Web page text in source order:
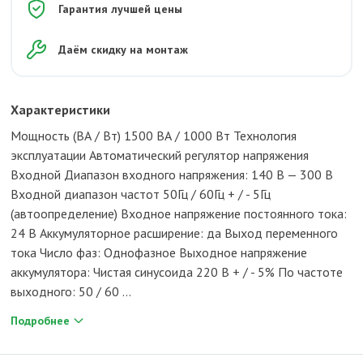
Гарантия лучшей цены
Даём скидку на монтаж
Характеристики
Мощность (ВА / Вт) 1500 ВА / 1000 Вт Технология
эксплуатации Автоматический регулятор напряжения
Входной Диапазон входного напряжения: 140 В — 300 В
Входной диапазон частот 50Гц / 60Гц + / - 5Гц
(автоопределение) Входное напряжение постоянного тока:
24 В Аккумуляторное расширение: да Выход переменного
тока Число фаз: Однофазное Выходное напряжение
аккумулятора: Чистая синусоида 220 В + / - 5% По частоте
выходного: 50 / 60 ...
Подробнее